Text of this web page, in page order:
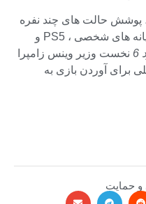
پوشش حالت های چند نفره
و گیم پلی را ببینید. تیراندازها در رایانه های شخصی ، PS5 و
نخست وزیر وینس زامپرا
برای آوردن بازی به
و حمایت